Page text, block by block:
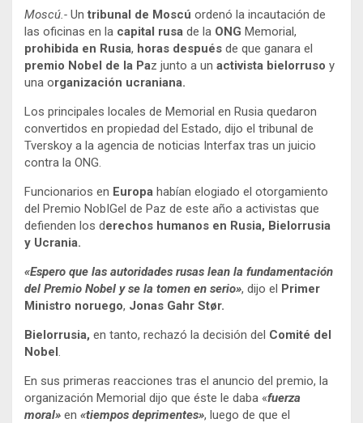
Moscú.- Un tribunal de Moscú ordenó la incautación de
las oficinas en la capital rusa de la ONG Memorial,
prohibida en Rusia, horas después de que ganara el
premio Nobel de la Paz junto a un activista bielorruso y
una organización ucraniana.
Los principales locales de Memorial en Rusia quedaron
convertidos en propiedad del Estado, dijo el tribunal de
Tverskoy a la agencia de noticias Interfax tras un juicio
contra la ONG.
Funcionarios en Europa habían elogiado el otorgamiento
del Premio NobIGel de Paz de este año a activistas que
defienden los derechos humanos en Rusia, Bielorrusia
y Ucrania.
«Espero que las autoridades rusas lean la fundamentación
del Premio Nobel y se la tomen en serio», dijo el Primer
Ministro noruego, Jonas Gahr Stør.
Bielorrusia, en tanto, rechazó la decisión del Comité del
Nobel
En sus primeras reacciones tras el anuncio del premio, la
organización Memorial dijo que éste le daba «fuerza
moral» en «tiempos deprimentes», luego de que el